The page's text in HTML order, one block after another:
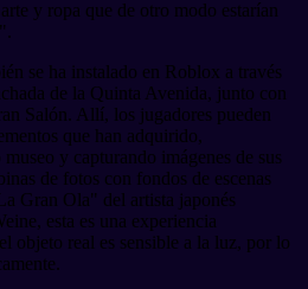
y ropa que de otro modo estarían
se ha instalado en Roblox a través
de la Quinta Avenida, junto con
Salón. Allí, los jugadores pueden
que han adquirido,
y capturando imágenes de sus
de fotos con fondos de escenas
Gran Ola" del artista japonés
esta es una experiencia
objeto real es sensible a la luz, por lo